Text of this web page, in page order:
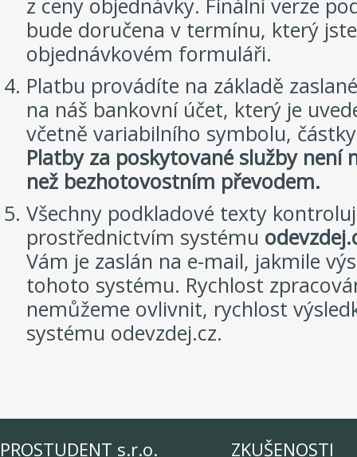
z ceny objednávky. Finální verze
bude doručena v termínu, který
objednávkovém formuláři.
Platbu provádíte na základě
na náš bankovní účet, který je
včetně variabilního symbolu,
Platby za poskytované služby není
než bezhotovostním převodem.
Všechny podkladové texty
prostřednictvím systému
Vám je zaslán na e-mail, jakmile
tohoto systému. Rychlost
nemůžeme ovlivnit, rychlost
systému odevzdej.cz.
PROSTUDENT s.r.o. ZKUŠENOSTI